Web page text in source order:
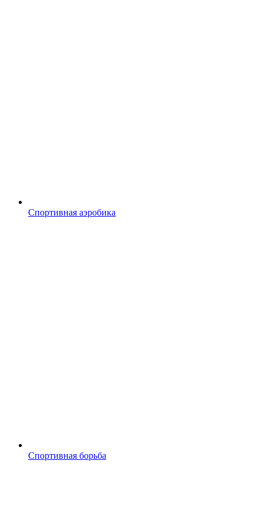
Спортивная аэробика
Спортивная борьба